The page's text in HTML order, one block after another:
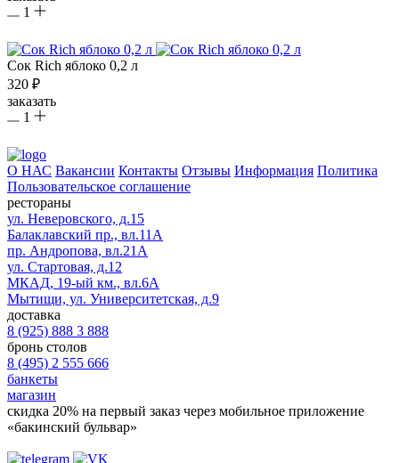
1
Сок Rich яблоко 0,2 л
320 ₽
заказать
1
О НАС Вакансии Контакты Отзывы Информация Политика
Пользовательское соглашение
рестораны
ул. Неверовского, д.15
Балаклавский пр., вл.11А
пр. Андропова, вл.21А
ул. Стартовая, д.12
МКАД, 19-ый км., вл.6А
Мытищи, ул. Университетская, д.9
доставка
8 (925) 888 3 888
бронь столов
8 (495) 2 555 666
банкеты
магазин
скидка 20% на первый заказ через мобильное приложение
«бакинский бульвар»